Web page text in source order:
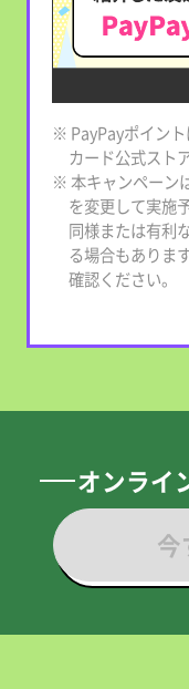
※ PayPayポイン
カード公式スト
※ 本キャンペーン
を変更して実施
同様または有利
る場合もありま
確認ください。
オンライ
今